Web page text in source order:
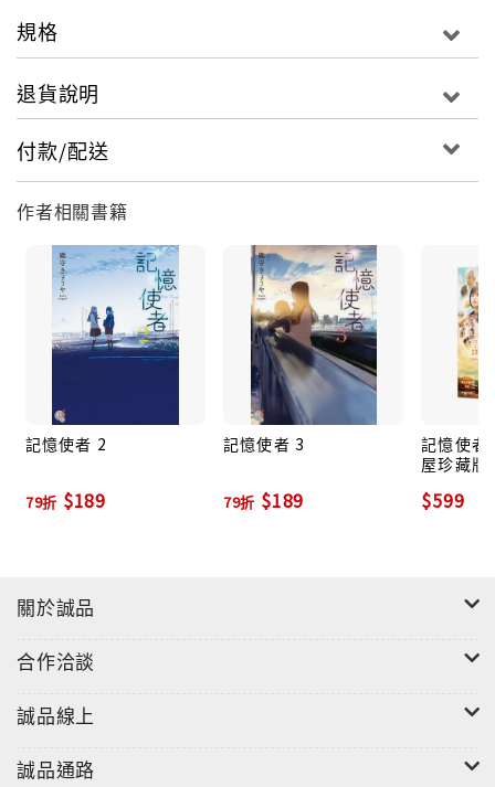
第22屆日本恐怖小說大賽讀者獎，令人心痛落淚的作
規格
退貨說明
付款/配送
作者相關書籍
記憶使者 2
79折 $189
記憶使者 3
79折 $189
記憶使者
屋珍藏版
$599
關於誠品
合作洽談
誠品線上
誠品通路